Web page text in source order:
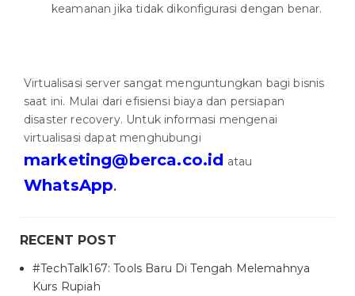
keamanan jika tidak dikonfigurasi dengan benar.
Virtualisasi server sangat menguntungkan bagi bisnis
saat ini. Mulai dari efisiensi biaya dan persiapan
disaster recovery. Untuk informasi mengenai
virtualisasi dapat menghubungi
marketing@berca.co.id atau
WhatsApp.
RECENT POST
#TechTalk167: Tools Baru Di Tengah Melemahnya
Kurs Rupiah